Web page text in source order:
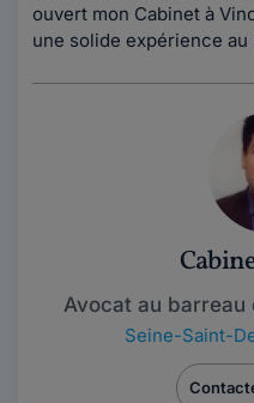
ouvert mon Cabinet à
une solide expérience au
Avocat au barreau
Seine-Saint-